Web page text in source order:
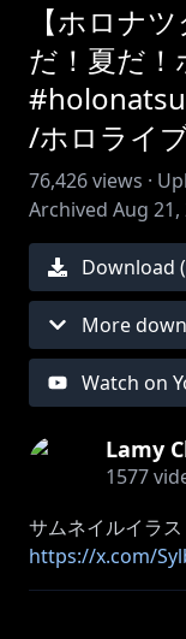
【ホロナ
だ！夏だ！
/ホロライブ
76,426views ·
Archived Aug 21,
Download (
More
Watch on
Lamy
1577
https://x.com/